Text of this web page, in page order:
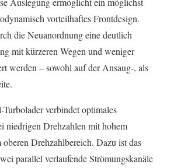
vorteilhaftes Frontdesign.
die Neuanordnung eine deutlich
mit kürzeren Wegen und weniger
werden – sowohl auf der Ansaug-, als
verbindet optimales
niedrigen Drehzahlen mit hohem
Drehzahlbereich. Dazu ist das
parallel verlaufende Strömungskanäle